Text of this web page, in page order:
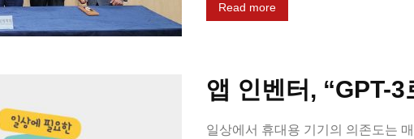
Read more
앱 인벤터, “GPT-3
일상에서 휴대용 기기의 의존도는